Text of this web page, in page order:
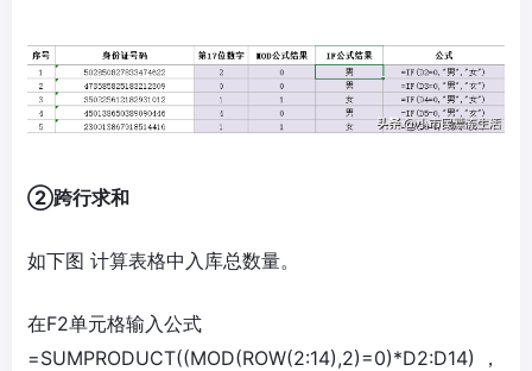
②跨行求和
如下图 计算表格中入库总数量。
在F2单元格输入公式
=SUMPRODUCT((MOD(ROW(2:14),2)=0)*D2:D14) ，